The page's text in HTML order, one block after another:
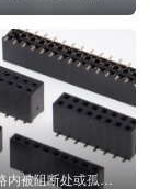
排母连接器Female Header，排母连接器作用是在电路内被阻断处或孤立不通...